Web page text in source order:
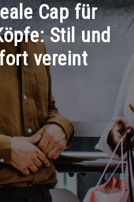
Cap für
Stil und
vereint